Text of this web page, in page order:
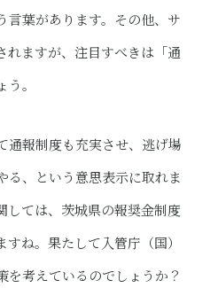
言葉があります。その他、サ
れますが、注目すべきは「通
。
通報制度も充実させ、逃げ場
る、という意思表示に取れま
しては、茨城県の報奨金制度
ね。果たして入管庁（国）
を考えているのでしょうか？